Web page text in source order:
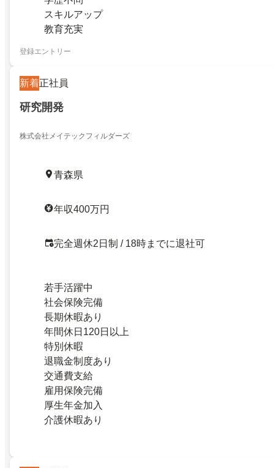
スキルアップ
教育充実
登録エントリー
新着正社員
研究開発
株式会社メイテックフィルダーズ
青森県
年収400万円
完全週休2日制 / 18時までに退社可
若手活躍中
社会保険完備
長期休暇あり
年間休日120日以上
特別休暇
退職金制度あり
交通費支給
雇用保険完備
厚生年金加入
介護休暇あり